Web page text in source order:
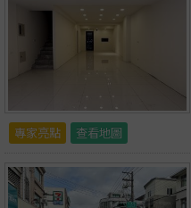
專家亮點 查看地圖